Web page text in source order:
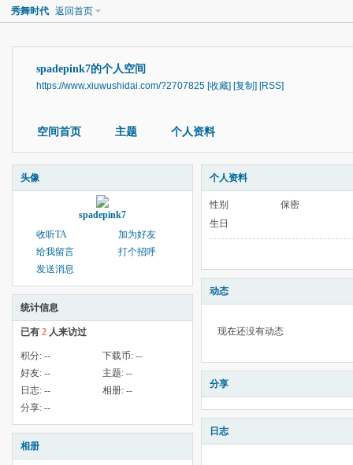
秀舞时代 返回首页
spadepink7的个人空间
https://www.xiuwushidai.com/?2707825 [收藏] [复制] [RSS]
空间首页 主题 个人资料
头像
spadepink7
收听TA
加为好友
给我留言
打个招呼
发送消息
统计信息
已有 2 人来访过
积分: -- 下载币: --
好友: -- 主题: --
日志: -- 相册: --
分享: --
相册
个人资料
性别
保密
生日
动态
现在还没有动态
分享
日志